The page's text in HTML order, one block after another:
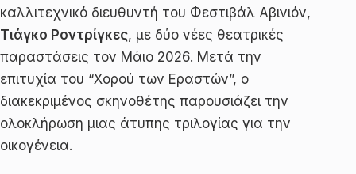
καλλιτεχνικό διευθυντή του Φεστιβάλ Αβινιόν,
Τιάγκο Ροντρίγκες, με δύο νέες θεατρικές
παραστάσεις τον Μάιο 2026. Μετά την
επιτυχία του “Χορού των Εραστών”, ο
διακεκριμένος σκηνοθέτης παρουσιάζει την
ολοκλήρωση μιας άτυπης τριλογίας για την
οικογένεια.